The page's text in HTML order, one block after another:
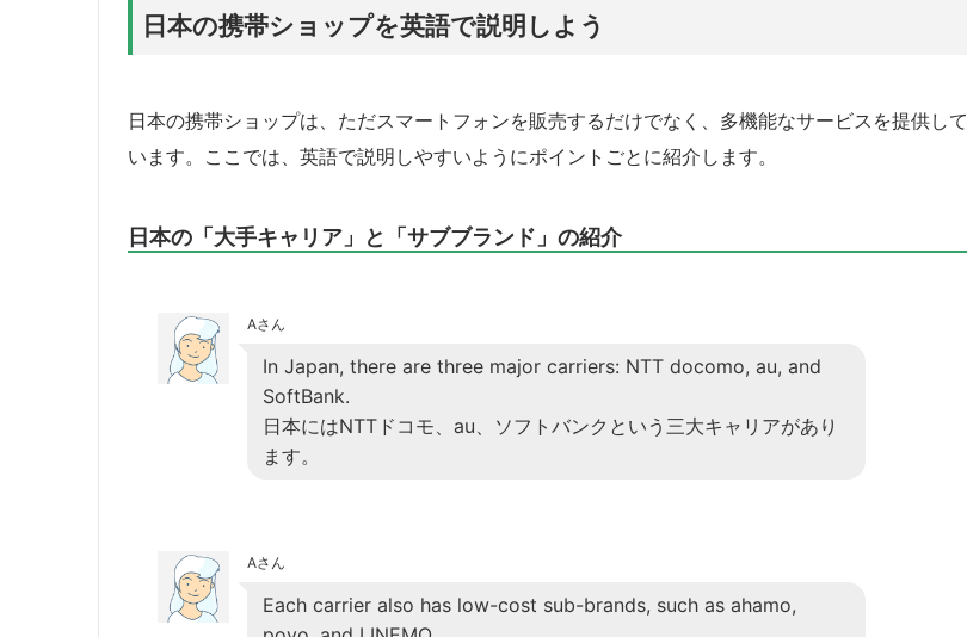
日本の携帯ショップを英語で説明しよう
日本の携帯ショップは、ただスマートフォンを販売するだけでなく、多機能なサービスを提供して
います。ここでは、英語で説明しやすいようにポイントごとに紹介します。
日本の「大手キャリア」と「サブブランド」の紹介
Aさん
In Japan, there are three major carriers: NTT docomo, au, and
SoftBank.
日本にはNTTドコモ、au、ソフトバンクという三大キャリアがあり
ます。
Aさん
Each carrier also has low-cost sub-brands, such as ahamo,